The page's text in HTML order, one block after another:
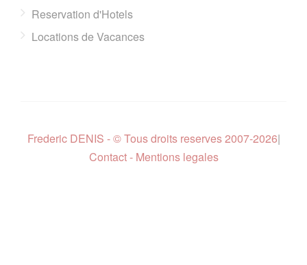
Reservation d'Hotels
Locations de Vacances
Frederic DENIS - © Tous droits reserves 2007-2026|
Contact - Mentions legales